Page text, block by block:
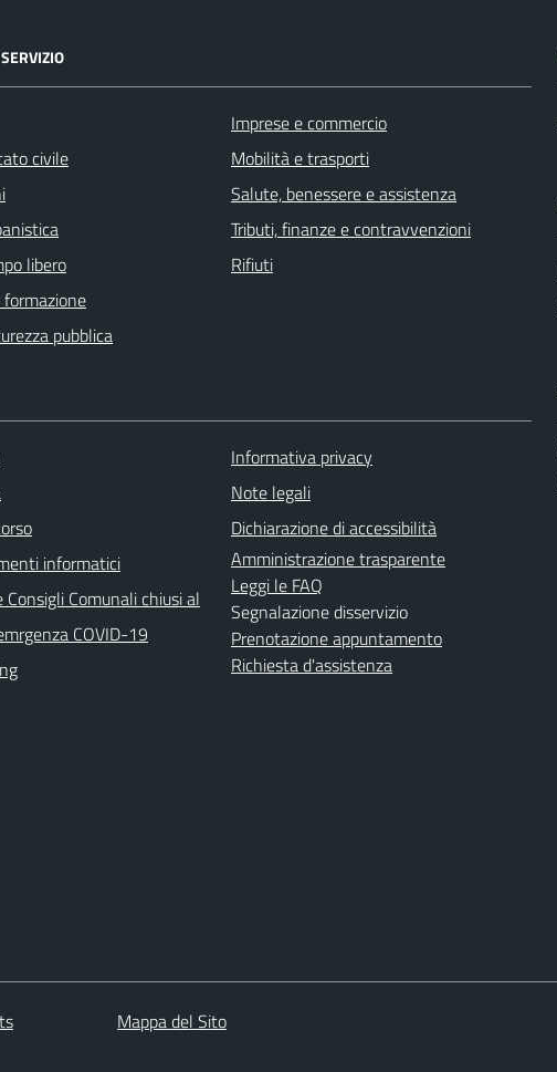
civile
libero
formazione
pubblica
Imprese e commercio
Mobilità e trasporti
Salute, benessere e assistenza
Tributi, finanze e contravvenzioni
Rifiuti
informatici
Consigli Comunali chiusi al
COVID-19
Informativa privacy
Note legali
Dichiarazione di accessibilità
Amministrazione trasparente
Leggi le FAQ
Segnalazione disservizio
Prenotazione appuntamento
Richiesta d'assistenza
Mappa del Sito